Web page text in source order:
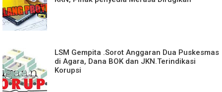
LSM Gempita .Sorot Anggaran Dua Puskesmas
di Agara, Dana BOK dan JKN.Terindikasi
Korupsi